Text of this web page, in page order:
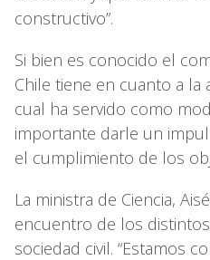
constructivo”.
Si bien es conocido el
Chile tiene en cuanto a la
cual ha servido como
importante darle un
el cumplimiento de los
La ministra de Ciencia,
encuentro de los
sociedad civil. “Estamos